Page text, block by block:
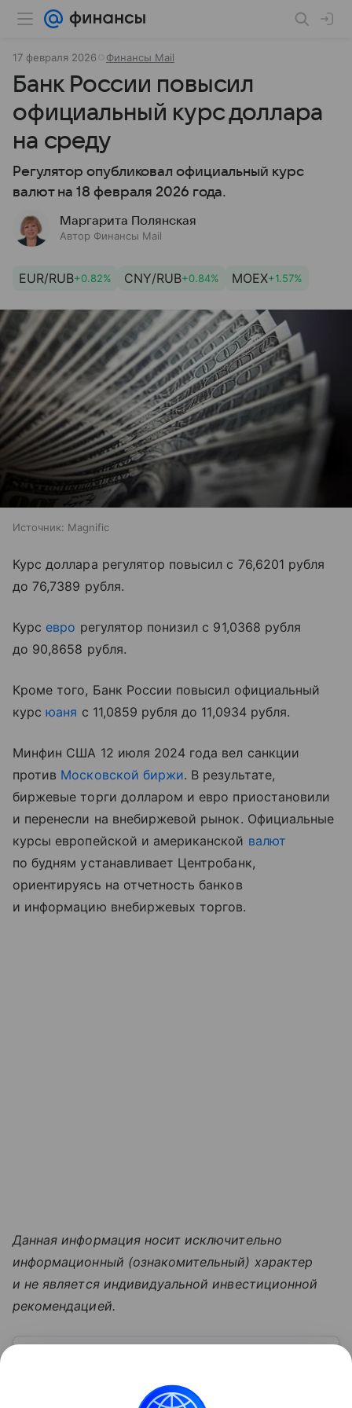
17 февраля 2026 Финансы Mail
Банк России повысил
официальный курс доллара
на среду
Регулятор опубликовал официальный курс
валют на 18 февраля 2026 года.
Маргарита Полянская
Автор Финансы Mail
EUR/RUB+0.82% CNY/RUB+0.84% MOEX+1.57%
Источник: Magnific
Курс доллара регулятор повысил с 76,6201 рубля
до 76,7389 рубля.
Курс евро регулятор понизил с 91,0368 рубля
до 90,8658 рубля.
Кроме того, Банк России повысил официальный
курсюаня с 11,0859 рубля до 11,0934 рубля.
Минфин США 12 июля 2024 года вел санкции
против Московской биржи. В результате,
биржевые торги долларом и евро приостановили
и перенесли на внебиржевой рынок. Официальные
курсы европейской и американской валют
по будням устанавливает Центробанк,
ориентируясь на отчетность банков
и информацию внебиржевых торгов.
Данная информация носит исключительно
информационный (ознакомительный) характер
и не является индивидуальной инвестиционной
рекомендацией.